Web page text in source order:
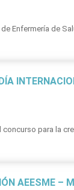
de
para la
AEESME –